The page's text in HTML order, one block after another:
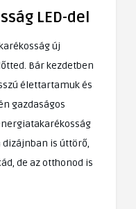
LED-del
új
Bár kezdetben
élettartamuk és
gazdaságos
dizájnban is úttörő,
de az otthonod is